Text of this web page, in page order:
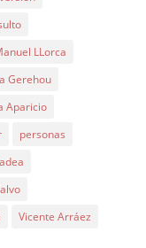
LLorca
Gerehou
Aparicio
personas
Vicente Arráez